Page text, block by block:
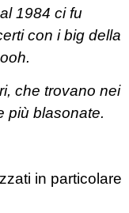
1984 ci fu
con i big della
che trovano nei
più blasonate.
in particolare